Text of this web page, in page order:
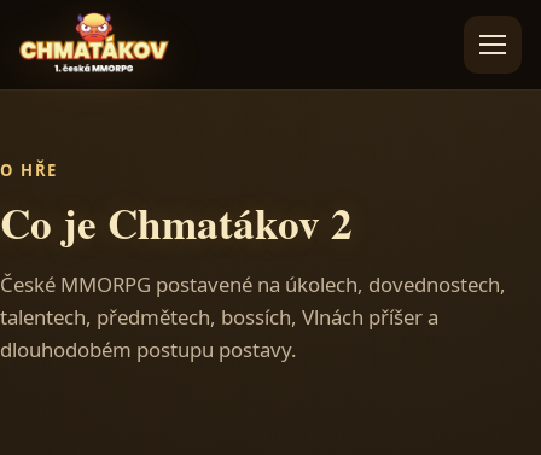
Přeskočit na obsah
Otevřít
O HŘE
Co je Chmatákov 2
České MMORPG postavené na úkolech, dovednostech,
talentech, předmětech, bossích, Vlnách příšer a
dlouhodobém postupu postavy.